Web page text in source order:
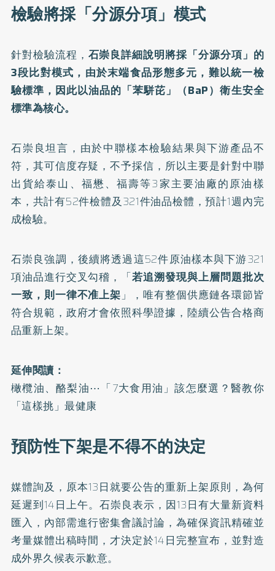
檢驗將採「分源分項」模式
針對檢驗流程， 石崇良詳細說明將採「分源分項」的
3段比對模式，由於末端食品形態多元，難以統一檢
驗標準，因此以油品的「苯駢芘」（BaP）衛生安全
標準為核心。
石崇良坦言，由於中聯樣本檢驗結果與下游產品不
符，其可信度存疑，不予採信，所以主要是針對中聯
出貨給泰山、福懋、福壽等3家主要油廠的原油樣
本，共計有52件檢體及321件油品檢體，預計1週內完
成檢驗。
石崇良強調，後續將透過這52件原油樣本與下游321
項油品進行交叉勾稽，「若追溯發現與上層問題批次
一致，則一律不准上架 」，唯有整個供應鏈各環節皆
符合規範，政府才會依照科學證據，陸續公告合格商
品重新上架。
延伸閱讀：
橄欖油、酪梨油⋯「7大食用油」該怎麼選？醫教你
「這樣挑」最健康
預防性下架是不得不的決定
媒體詢及，原本13日就要公告的重新上架原則，為何
延遲到14日上午。石崇良表示，因13日有大量新資料
匯入，內部需進行密集會議討論，為確保資訊精確並
考量媒體出稿時間，才決定於14日完整宣布，並對造
成外界久候表示歉意。